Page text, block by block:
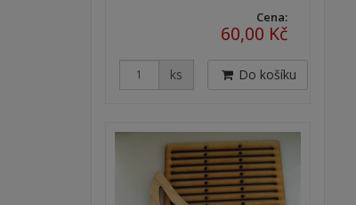
Cena:
60,00 Kč
ks Do košíku